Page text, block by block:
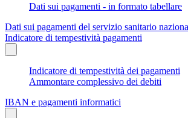
Dati sui pagamenti - in formato tabellare
Dati sui pagamenti del servizio sanitario
Indicatore di tempestività pagamenti
Indicatore di tempestività dei pagamenti
Ammontare complessivo dei debiti
IBAN e pagamenti informatici